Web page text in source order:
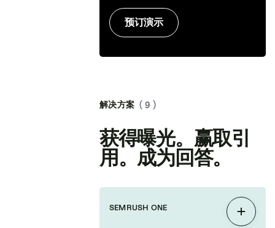
预订演示
解决方案 ( 9 )
获得曝光。赢取引
用。成为回答。
SEMRUSH ONE
展开